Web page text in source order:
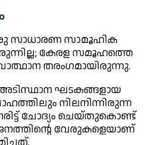
സാധാരണ സാമൂഹിക
കേരള സമൂഹത്തെ
തരംഗമായിരുന്നു.
ഘടകങ്ങളായ
നിലനിന്നിരുന്ന
ചോദ്യം ചെയ്തുകൊണ്ട്
വേരുകളെയാണ്